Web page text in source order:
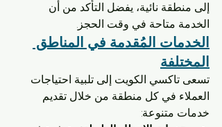
إلى منطقة نائية، يفضل التأكد من أن
الخدمة متاحة في وقت الحجز.
الخدمات المُقدمة في المناطق
المختلفة
تسعى تاكسي الكويت إلى تلبية احتياجات
العملاء في كل منطقة من خلال تقديم
خدمات متنوعة: